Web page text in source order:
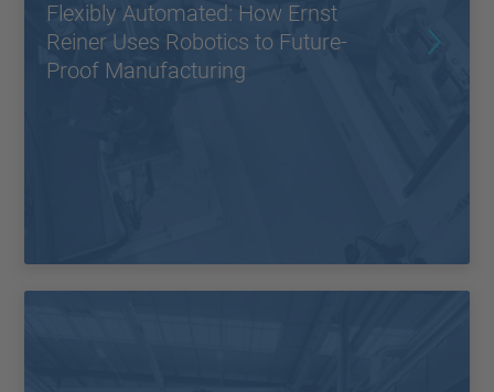
Flexibly Automated: How Ernst
Reiner Uses Robotics to Future-
Proof Manufacturing